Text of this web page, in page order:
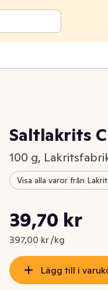
Saltlakrits
100 g,
Visa alla varor från
Nuvarande pris är:
39,70 kr
397,00 kr /kg
Styckpris: 397,00 kr /kg
Lägg till i